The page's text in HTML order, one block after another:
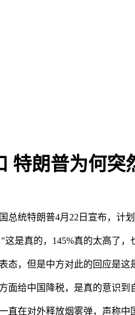
特朗普为何突
总统特朗普4月22日宣布，计
是真的，145%真的太高了
态，但是中方对此的回应是
面给中国降税，是真的意识
直在对外释放烟雾弹，声称